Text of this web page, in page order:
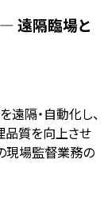
遠隔臨場と
遠隔・自動化し、
質を向上させ
現場監督業務の